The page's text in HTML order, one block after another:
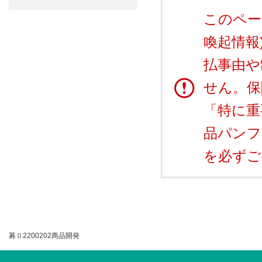
このペ
喚起情
払事由
せん。
「特に
品パン
を必ず
募Ⅱ2200202商品開発